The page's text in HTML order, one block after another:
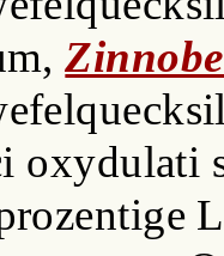
oxydulati